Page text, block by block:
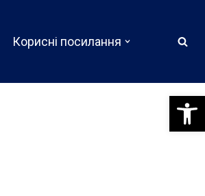
Корисні посилання